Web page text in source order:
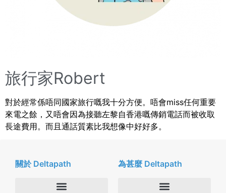
旅行家Robert
對於經常係唔同國家旅行嘅我十分方便。唔會miss任何重要
來電之餘，又唔會因為接聽左黎自香港嘅傳銷電話而被收取
長途費用。而且通話質素比我想像中好好多。
關於 Deltapath 為甚麼 Deltapath